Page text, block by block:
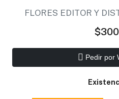
FLORES EDITOR Y
Pedir por